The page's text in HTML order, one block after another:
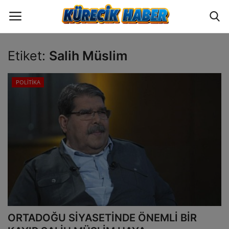
Oturum Üye Ol
ANA SAYFA
EKONOMİ
BİLİM VE TEKNOLOJİ
Etiket: Salih Müslim
POLİTİKA
ORTADOĞU SİYASETİNDE ÖNEMLİ BİR